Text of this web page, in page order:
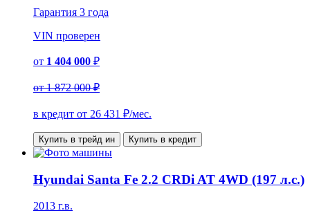
Гарантия 3 года
VIN проверен
от 1 404 000 ₽
от1 872 000 ₽
в кредит от 26 431 ₽/мес.
Купить в трейд ин Купить в кредит
Hyundai Santa Fe 2.2 CRDi AT 4WD (197 л.с.)
2013 г.в.